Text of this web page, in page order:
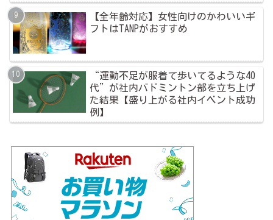
【全年齢対応】女性向けのかわいいギ
フトはTANPがおすすめ
“運動不足が服着て歩いてるような40
代”が社内バドミントン部を立ち上げ
た結果【盛り上がる社内イベント成功
例】